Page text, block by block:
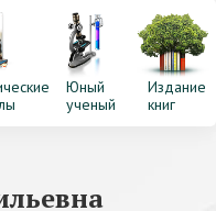
Юный
ученый
Издание
книг